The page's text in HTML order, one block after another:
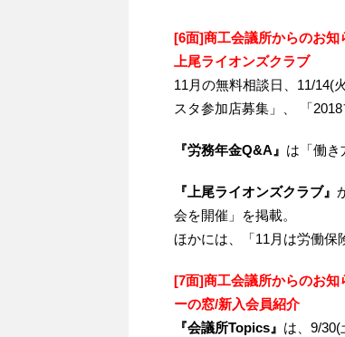
[6面]商工会議所からのお知
上尾ライオンズクラブ
11月の無料相談日、11/14(
スタ参加店募集」、 「
『労務年金Q&A』 は「働き
『上尾ライオンズクラブ』
会を開催」を掲載。
ほかには、「11月は労働保
[7面]商工会議所からのお知
ーの窓/新入会員紹介
『会議所Topics』 は、9/